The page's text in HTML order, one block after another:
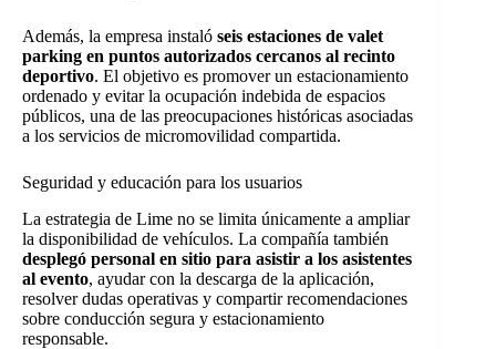
Además, la empresa instaló seis estaciones de valet
parking en puntos autorizados cercanos al recinto
deportivo. El objetivo es promover un estacionamiento
ordenado y evitar la ocupación indebida de espacios
públicos, una de las preocupaciones históricas asociadas
a los servicios de micromovilidad compartida.
Seguridad y educación para los usuarios
La estrategia de Lime no se limita únicamente a ampliar
la disponibilidad de vehículos. La compañía también
desplegó personal en sitio para asistir a los asistentes
al evento, ayudar con la descarga de la aplicación,
resolver dudas operativas y compartir recomendaciones
sobre conducción segura y estacionamiento
responsable.